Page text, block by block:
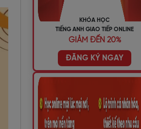
KHÓA HỌC
TIẾNG ANH GIAO TIẾP ONLINE
GIẢM ĐẾN 20%
ĐĂNG KÝ NGAY